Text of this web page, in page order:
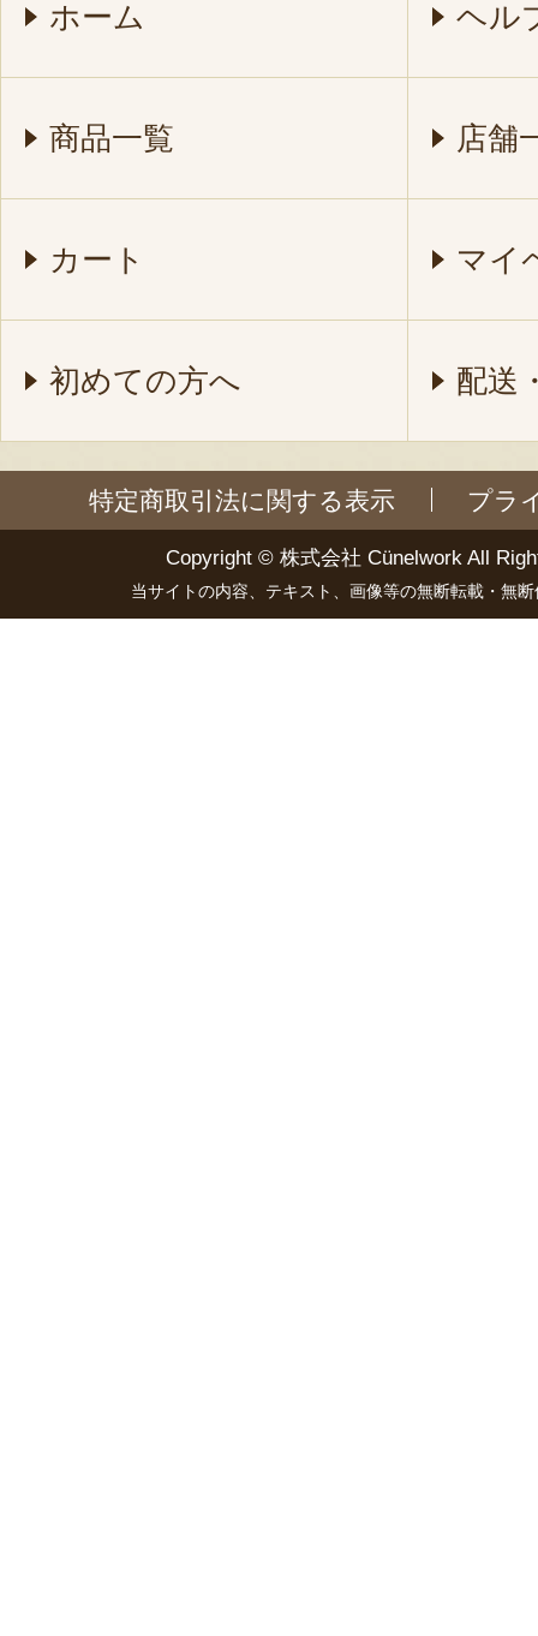
ホーム ヘル
商品一覧 店舗
カート マイ
初めての方へ 配送
特定商取引法に関する表示 プラ
Copyright © 株式会社 Cünelwork All
当サイトの内容、テキスト、画像等の無断転載・無